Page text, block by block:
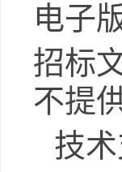
电子
招标
不提
技术